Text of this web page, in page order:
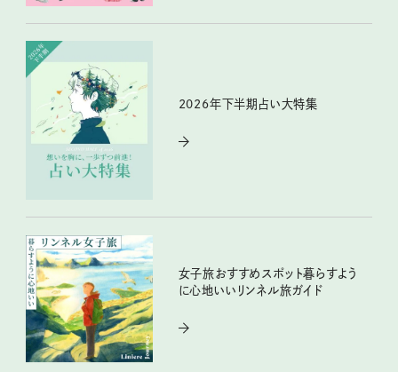
2026年下半期占い大特集
女子旅おすすめスポット暮らすよう
に心地いいリンネル旅ガイド